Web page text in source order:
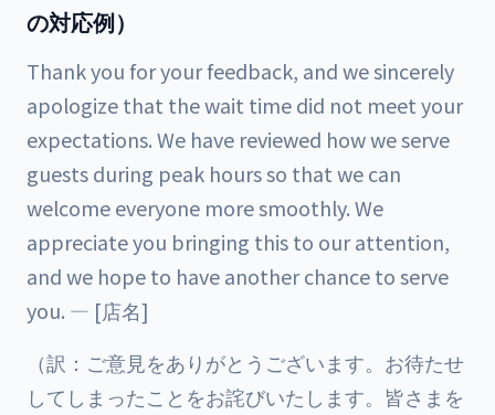
の対応例）
Thank you for your feedback, and we sincerely
apologize that the wait time did not meet your
expectations. We have reviewed how we serve
guests during peak hours so that we can
welcome everyone more smoothly. We
appreciate you bringing this to our attention,
and we hope to have another chance to serve
you. — [店名]
（訳：ご意見をありがとうございます。お待たせ
してしまったことをお詫びいたします。皆さまを